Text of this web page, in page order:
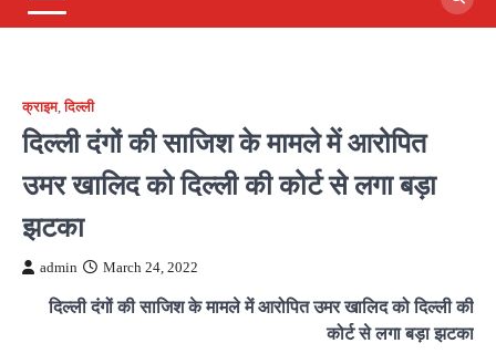
क्राइम,दिल्ली
दिल्ली दंगों की साजिश के मामले में आरोपित
उमर खालिद को दिल्ली की कोर्ट से लगा बड़ा
झटका
admin March 24, 2022
दिल्ली दंगों की साजिश के मामले में आरोपित उमर खालिद को दिल्ली की
कोर्ट से लगा बड़ा झटका